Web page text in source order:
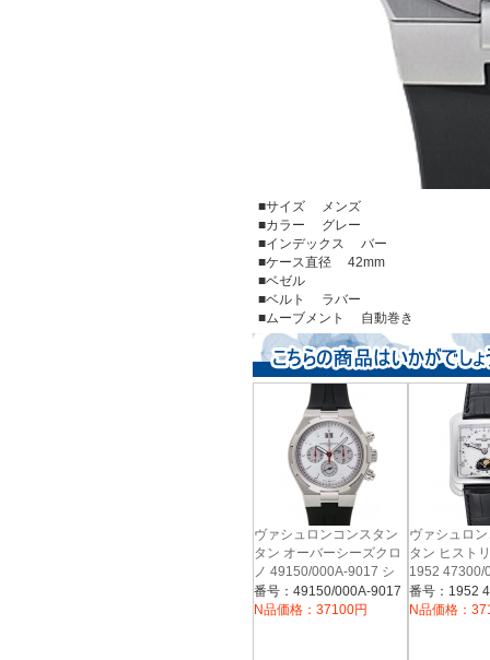
■サイズ メンズ
■カラー グレー
■インデックス バー
■ケース直径 42mm
■ベゼル
■ベルト ラバー
■ムーブメント 自動巻き
ヴァシュロンコンスタン
タン オーバーシーズクロ
ノ 49150/000A-9017 シ
ルバー
番号：49150/000A-9017
N品価格：37100円
ヴァシュロ
タン ヒスト
1952 47300/
ー
番号：1952
N品価格：